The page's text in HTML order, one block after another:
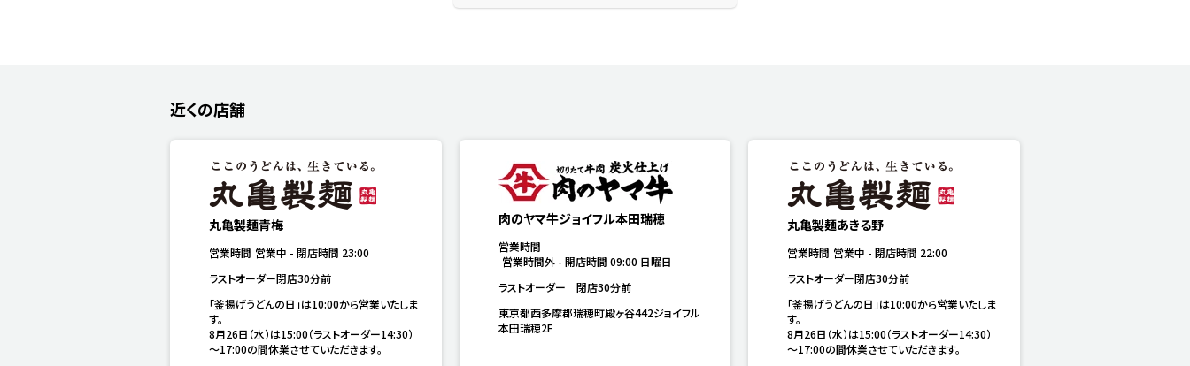
近くの店舗
丸亀製麺青梅
営業時間 営業中 - 閉店時間 23:00
ラストオーダー閉店30分前
「釜揚げうどんの日」は10:00から営業いたしま
す。
8月26日（水）は15:00（ラストオーダー14:30）
～17:00の間休業させていただきます。
肉のヤマ牛ジョイフル本田瑞穂
営業時間
営業時間外- 開店時間 09:00 日曜日
ラストオーダー　閉店30分前
東京都西多摩郡瑞穂町殿ヶ谷442ジョイフル
本田瑞穂2F
丸亀製麺あきる野
営業時間 営業中 -閉店時間 22:00
ラストオーダー閉店30分前
「釜揚げうどんの日」は10:00から営業いたしま
す。
8月26日（水）は15:00（ラストオーダー14:30）
～17:00の間休業させていただきます。